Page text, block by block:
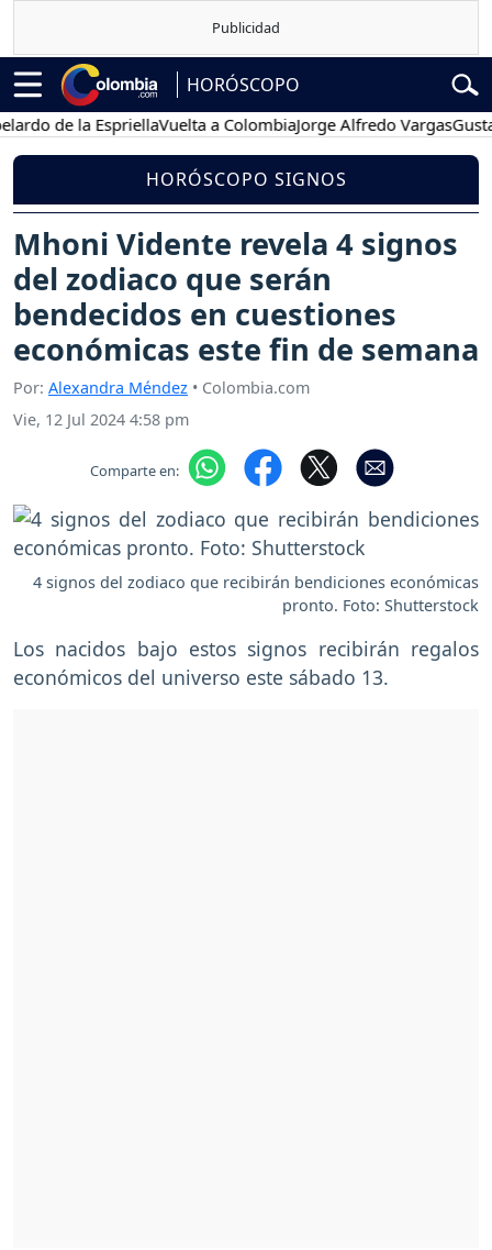
HORÓSCOPO
de la EspriellaVuelta a ColombiaJorge Alfredo VargasGustavo
HORÓSCOPO SIGNOS
Mhoni Vidente revela 4 signos
del zodiaco que serán
bendecidos en cuestiones
económicas este fin de semana
Por: Alexandra Méndez • Colombia.com
Vie, 12 Jul 2024 4:58 pm
Comparte en:
4 signos del zodiaco que recibirán bendiciones económicas
pronto. Foto: Shutterstock
Los nacidos bajo estos signos recibirán regalos
económicos del universo este sábado 13.